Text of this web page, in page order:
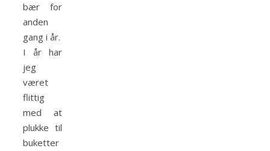
bær for
anden
gang i år.
I år har
jeg
været
flittig
med at
plukke til
buketter